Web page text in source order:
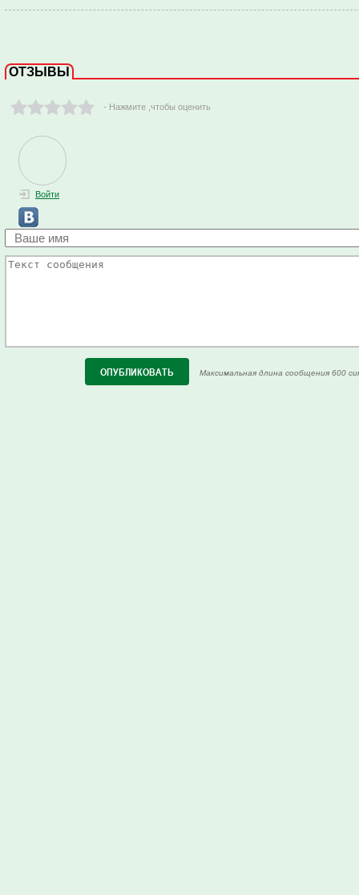
ОТЗЫВЫ
- Нажмите ,чтобы оценить
Войти
Максимальная длина сообщения 600